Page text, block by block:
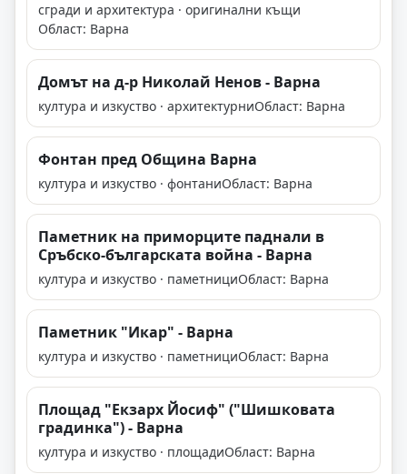
сгради и архитектура · оригинални къщи
Област: Варна
Домът на д-р Николай Ненов - Варна
култура и изкуство · архитектурниОбласт: Варна
Фонтан пред Община Варна
култура и изкуство · фонтаниОбласт: Варна
Паметник на приморците паднали в
Сръбско-българската война - Варна
култура и изкуство · паметнициОбласт: Варна
Паметник "Икар" - Варна
култура и изкуство · паметнициОбласт: Варна
Площад "Екзарх Йосиф" ("Шишковата
градинка") - Варна
култура и изкуство · площадиОбласт: Варна